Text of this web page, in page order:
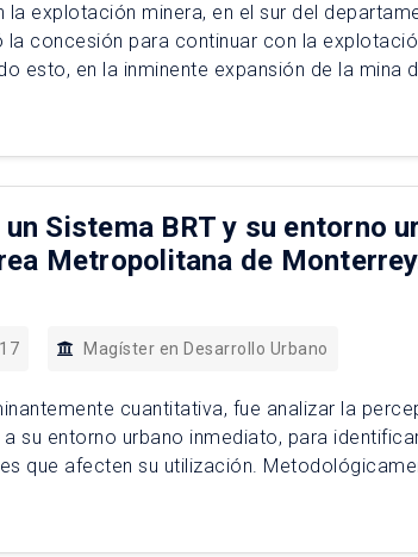
explotación minera, en el sur del
la concesión para continuar con la
esto, en la inminente expansión de la mina
Sistema BRT y su entorno
Metropolitana de
Magíster en Desarrollo Urbano
cuantitativa, fue analizar la
su entorno urbano inmediato, para
que afecten su utilización.